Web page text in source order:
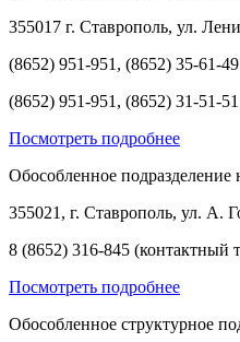
355017 г. Ставрополь, ул.
(8652) 951-951, (8652) 35-61-
(8652) 951-951, (8652) 31-51-
Посмотреть подробнее
Обособленное подразделение
355021, г. Ставрополь, ул. А.
8 (8652) 316-845 (контактный
Посмотреть подробнее
Обособленное структурное